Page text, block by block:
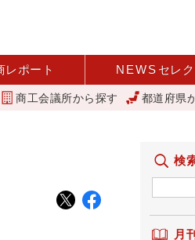
レポート NEWS セレ
視点を変えて壁を越える女性経営者 西
商工会議所から探す 都道府県
検
月